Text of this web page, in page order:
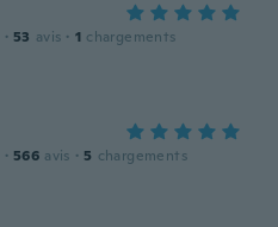
· 53 avis · 1 chargements
· 566 avis · 5 chargements